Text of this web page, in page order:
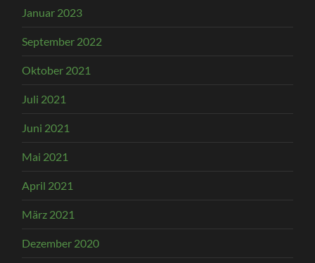
Januar 2023
September 2022
Oktober 2021
Juli 2021
Juni 2021
Mai 2021
April 2021
März 2021
Dezember 2020